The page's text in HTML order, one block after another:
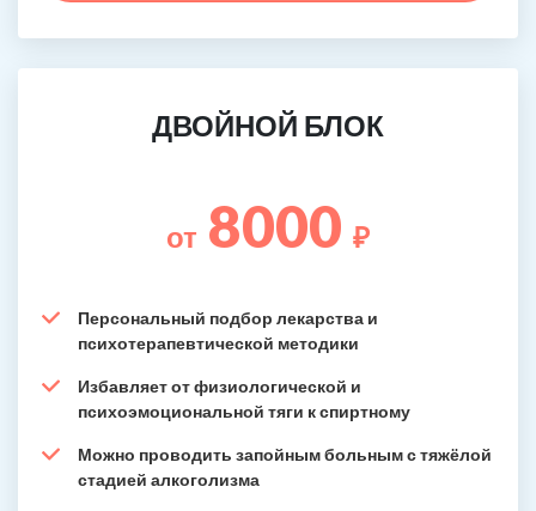
ДВОЙНОЙ БЛОК
от 8000 ₽
Персональный подбор лекарства и
психотерапевтической методики
Избавляет от физиологической и
психоэмоциональной тяги к спиртному
Можно проводить запойным больным с тяжёлой
стадией алкоголизма